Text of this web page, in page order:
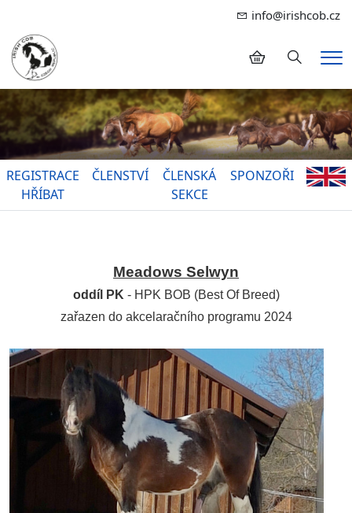
info@irishcob.cz
Hledání
REGISTRACE
HŘÍBAT
ČLENSTVÍ
ČLENSKÁ
SEKCE
SPONZOŘI
Meadows Selwyn
oddíl PK - HPK BOB (Best Of Breed)
zařazen do akcelaračního programu 2024